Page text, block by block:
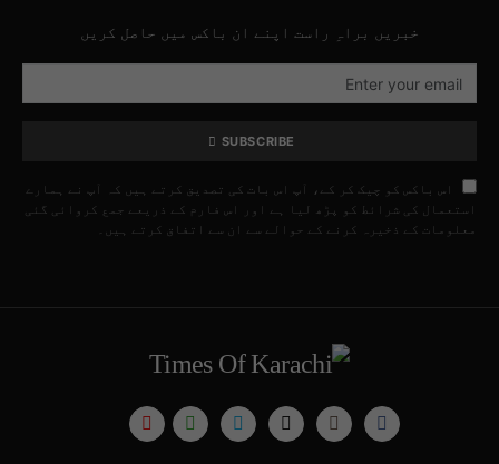
خبریں براہِ راست اپنے ان باکس میں حاصل کریں
SUBSCRIBE
اس باکس کو چیک کر کے، آپ اس بات کی تصدیق کرتے ہیں کہ آپ نے ہمارے
استعمال کی شرائط کو پڑھ لیا ہے اور اس فارم کے ذریعے جمع کروائی گئی
معلومات کے ذخیرہ کرنے کے حوالے سے ان سے اتفاق کرتے ہیں۔